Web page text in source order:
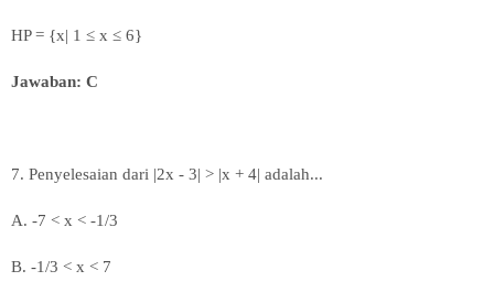
HP = {x| 1 ≤ x ≤ 6}
Jawaban: C
7. Penyelesaian dari |2x - 3| > |x + 4| adalah...
A. -7 < x < -1/3
B. -1/3 < x < 7